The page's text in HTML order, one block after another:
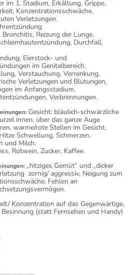
im 1. Stadium, Erkältung, Grippe,
Konzentrationsschwäche,
Verletzungen.
Reizung der Lunge.
Durchfall,
Eierstock- und
im Genitalbereich.
Verstauchung, Verrenkung,
Verletzungen und Blutungen,
im Anfangsstadium.
Verbrennungen.
Gesicht: bläulich-schwärzliche
innen, über das ganze Auge
warme/rote Stellen im Gesicht.
Schwellung, Schmerzen.
und Milch.
Rotwein, Zucker, Kaffee.
„hitziges Gemüt“ und „dicker
zornig/ aggressiv, Neigung zum
Fehlen an
Konzentration auf das Gegenwärtige,
(statt Fernsehen und Handy)